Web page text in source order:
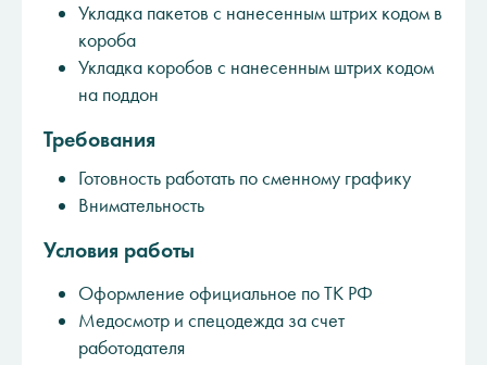
Укладка пакетов с нанесенным штрих кодом в
короба
Укладка коробов с нанесенным штрих кодом
на поддон
Требования
Готовность работать по сменному графику
Внимательность
Условия работы
Оформление официальное по ТК РФ
Медосмотр и спецодежда за счет
работодателя